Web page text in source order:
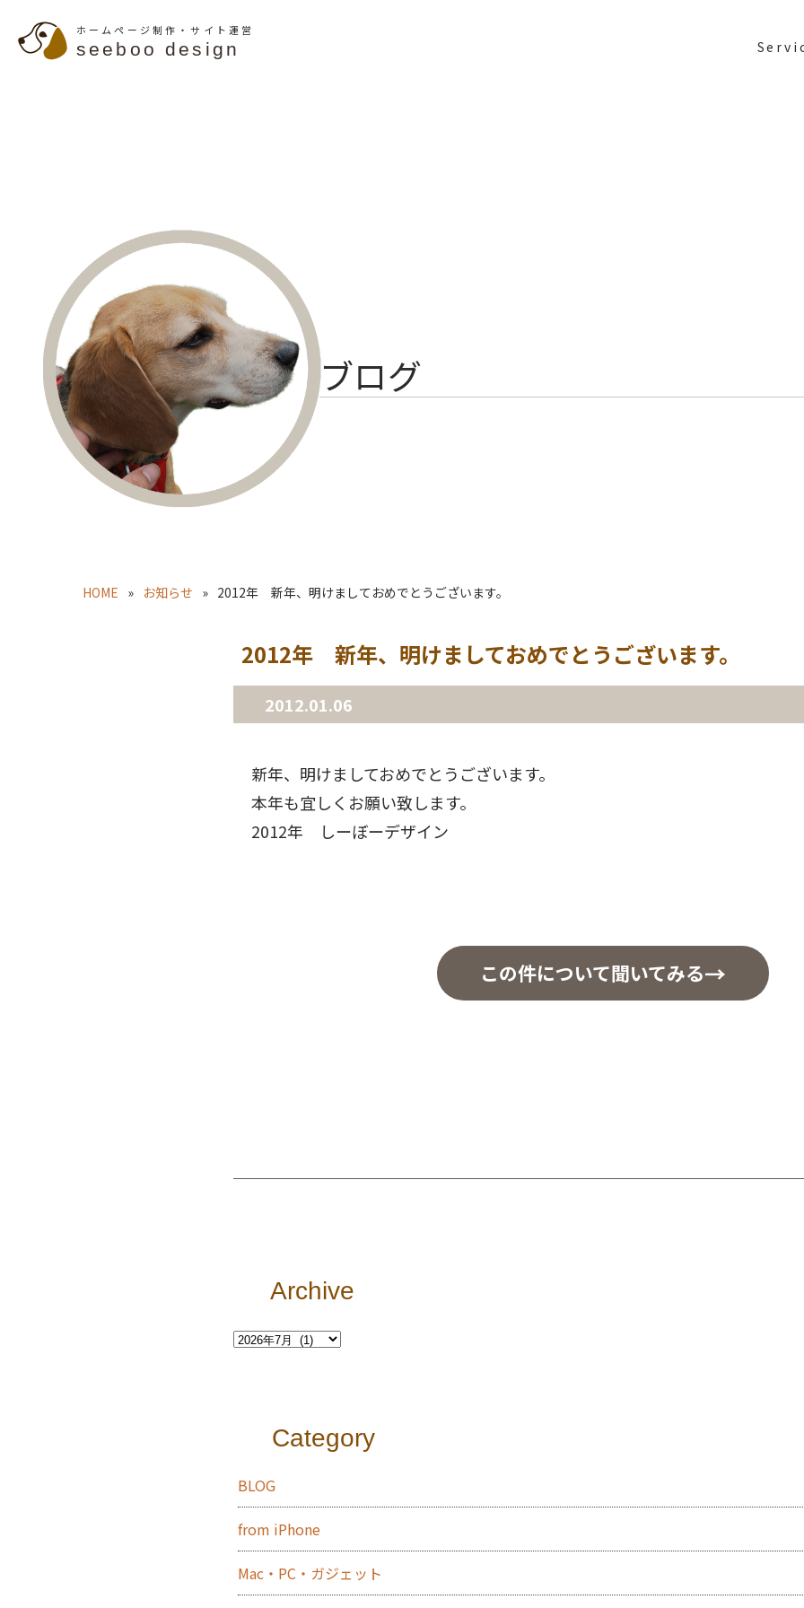
ホームページ制作・サイト運営
seeboo design
ブログ
HOME お知らせ 2012年 新年、明けましておめでとうございます。
2012年 新年、明けましておめでとうございます。
2012.01.06
新年、明けましておめでとうございます。
本年も宜しくお願い致します。
2012年 しーぼーデザイン
この件について聞いてみる
Archive
Category
BLOG
from iPhone
Mac・PC・ガジェット